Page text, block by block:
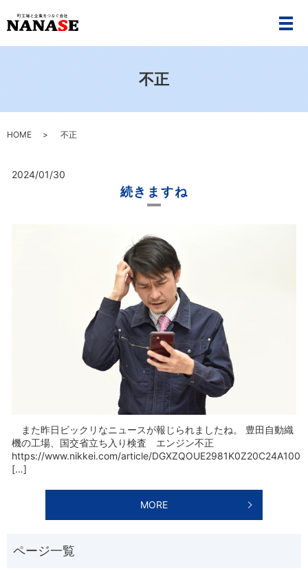
メ
不正
HOME 不正
2024/01/30
続きますね
また昨日ビックリなニュースが報じられましたね。 豊田自動織
機の工場、国交省立ち入り検査 エンジン不正
https://www.nikkei.com/article/
[…]
MORE